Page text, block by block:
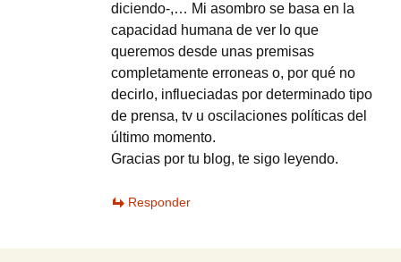
diciendo-,… Mi asombro se basa en la
capacidad humana de ver lo que
queremos desde unas premisas
completamente erroneas o, por qué no
decirlo, influeciadas por determinado tipo
de prensa, tv u oscilaciones políticas del
último momento.
Gracias por tu blog, te sigo leyendo.
Responder